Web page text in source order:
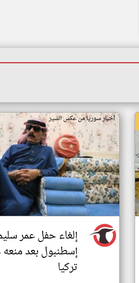
اخبار سوريا من عكس السير
إلغاء حفل عمر
إسطنبول بعد
تركيا